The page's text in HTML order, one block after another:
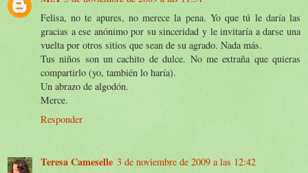
Felisa, no te apures, no merece la pena. Yo que tú le daría las
gracias a ese anónimo por su sinceridad y le invitaría a darse una
vuelta por otros sitios que sean de su agrado. Nada más.
Tus niños son un cachito de dulce. No me extraña que quieras
compartirlo (yo, también lo haría).
Un abrazo de algodón.
Merce.
Responder
Teresa Cameselle 3 de noviembre de 2009 a las 12:42